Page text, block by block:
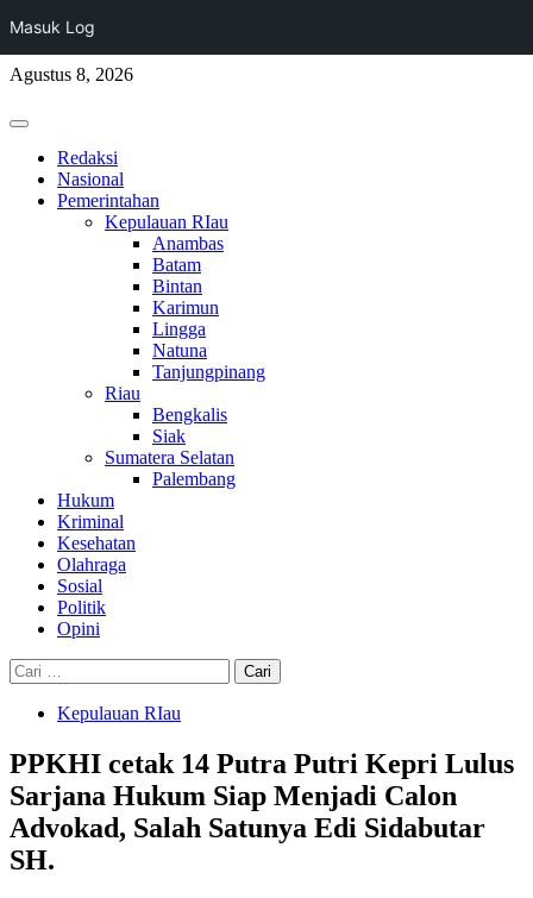
Masuk Log
Skip
content
Agustus 8, 2026
Primary
Redaksi
Nasional
Pemerintahan
Kepulauan RIau
Anambas
Batam
Bintan
Karimun
Lingga
Natuna
Tanjungpinang
Riau
Bengkalis
Siak
Sumatera Selatan
Palembang
Hukum
Kriminal
Kesehatan
Olahraga
Sosial
Politik
Opini
Cari
untuk:
Kepulauan RIau
PPKHI cetak 14 Putra Putri Kepri Lulus
Sarjana Hukum Siap Menjadi Calon
Advokad, Salah Satunya Edi Sidabutar
SH.